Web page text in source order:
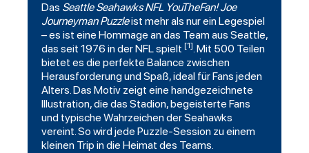
Das Seattle SeahawksNFL YouTheFan! Joe
Journeyman Puzzleist mehr als nur ein Legespiel
– es ist eine Hommage an das Team aus Seattle,
das seit 1976 in der NFL spielt [1]. Mit 500 Teilen
bietet es die perfekte Balance zwischen
Herausforderung und Spaß, ideal für Fans jeden
Alters. Das Motiv zeigt eine handgezeichnete
Illustration, die das Stadion, begeisterte Fans
und typische Wahrzeichen der Seahawks
vereint. So wird jede Puzzle-Session zu einem
kleinen Trip in die Heimat des Teams.